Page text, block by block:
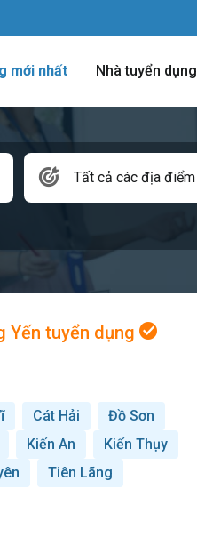
mới nhất Nhà tuyển dụng
Tất cả các địa điểm
Yến tuyển dụng
Cát Hải
Đồ Sơn
Kiến An
Kiến Thụy
Tiên Lãng